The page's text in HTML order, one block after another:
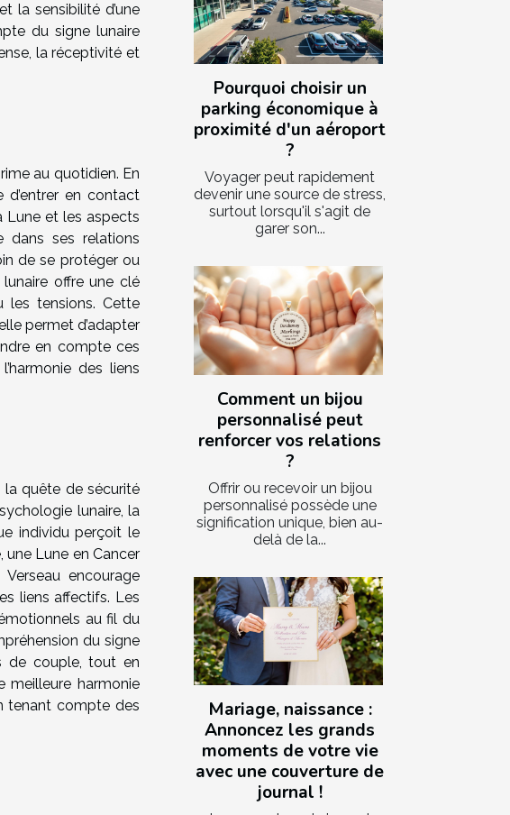
la sensibilité d’une
du signe lunaire
la réceptivité et
au quotidien. En
en contact
Lune et les aspects
dans ses relations
de se protéger ou
offre une clé
les tensions. Cette
permet d’adapter
en compte ces
des liens
la quête de sécurité
lunaire, la
individu perçoit le
Lune en Cancer
encourage
liens affectifs. Les
au fil du
du signe
de couple, tout en
meilleure harmonie
tenant compte des
Pourquoi choisir un
parking économique à
proximité d'un aéroport
?
Voyager peut rapidement
devenir une source de stress,
surtout lorsqu'il s'agit de
garer son...
Comment un bijou
personnalisé peut
renforcer vos relations
?
Offrir ou recevoir un bijou
personnalisé possède une
signification unique, bien au-
delà de la...
Mariage, naissance :
Annoncez les grands
moments de votre vie
avec une couverture de
journal !